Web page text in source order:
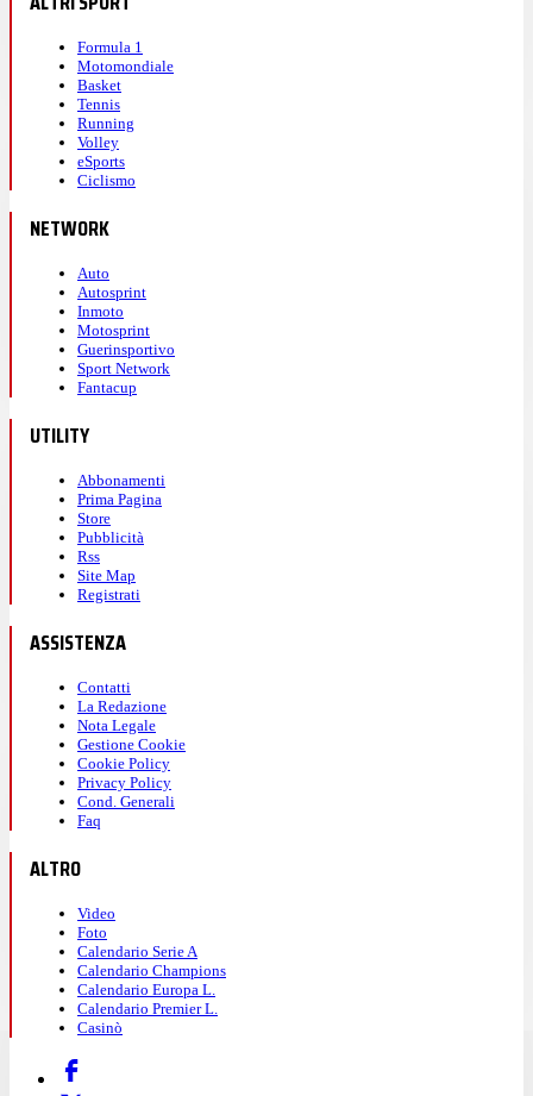
Formula 1
Motomondiale
Basket
Tennis
Running
Volley
eSports
Ciclismo
NETWORK
Auto
Autosprint
Inmoto
Motosprint
Guerinsportivo
Sport Network
Fantacup
UTILITY
Abbonamenti
Prima Pagina
Store
Pubblicità
Rss
Site Map
Registrati
ASSISTENZA
Contatti
La Redazione
Nota Legale
Gestione Cookie
Cookie Policy
Privacy Policy
Cond. Generali
Faq
ALTRO
Video
Foto
Calendario Serie A
Calendario Champions
Calendario Europa L.
Calendario Premier L.
Casinò